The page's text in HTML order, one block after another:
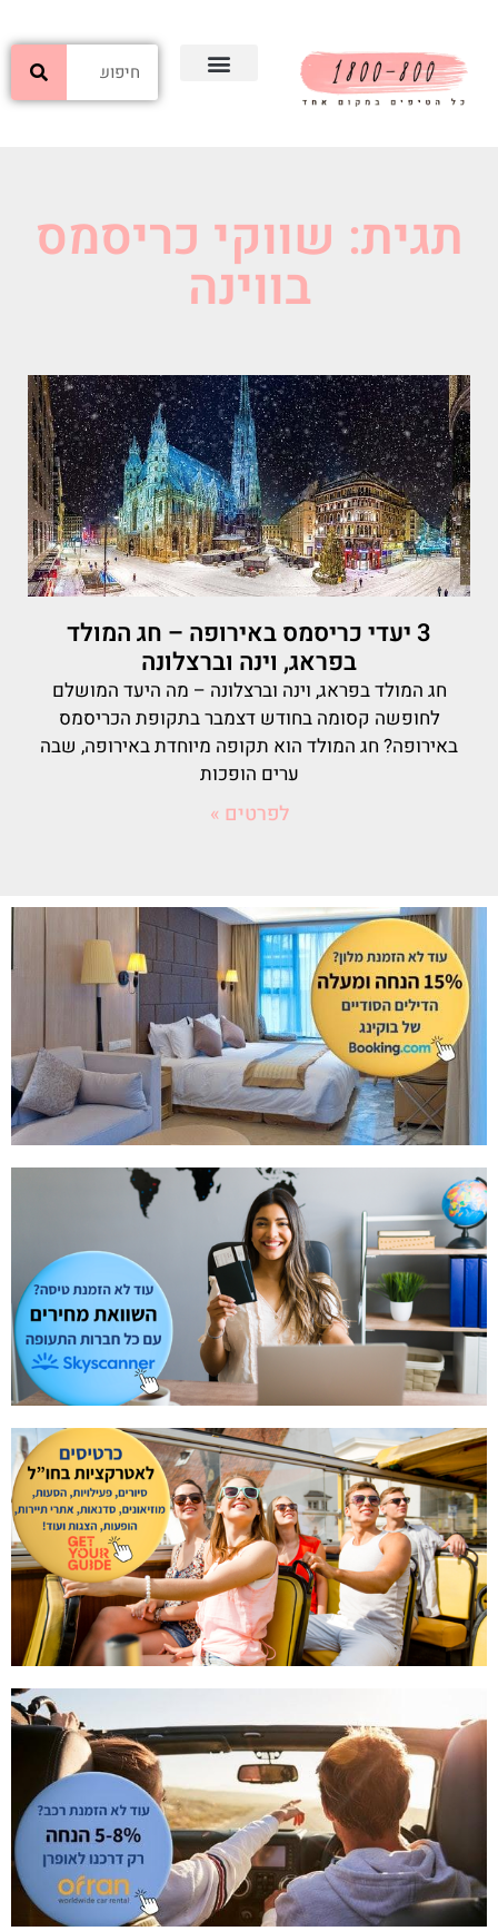
תגית: שווקי כריסמס
בווינה
3 יעדי כריסמס באירופה – חג המולד
בפראג, וינה וברצלונה
חג המולד בפראג, וינה וברצלונה – מה היעד המושלם
לחופשה קסומה בחודש דצמבר בתקופת הכריסמס
באירופה? חג המולד הוא תקופה מיוחדת באירופה, שבה
ערים הופכות
לפרטים »